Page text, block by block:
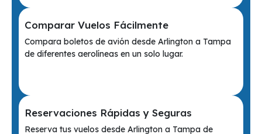
Comparar Vuelos Fácilmente
Compara boletos de avión desde Arlington a Tampa
de diferentes aerolíneas en un solo lugar.
Reservaciones Rápidas y Seguras
Reserva tus vuelos desde Arlington a Tampa de